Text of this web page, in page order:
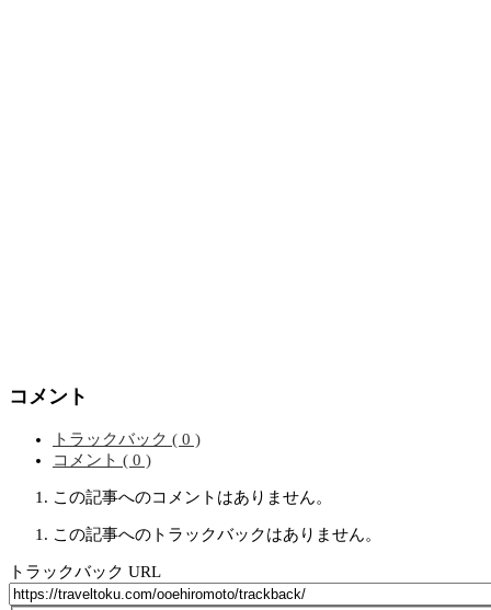
コメント
トラックバック ( 0 )
コメント ( 0 )
この記事へのコメントはありません。
この記事へのトラックバックはありません。
トラックバック URL